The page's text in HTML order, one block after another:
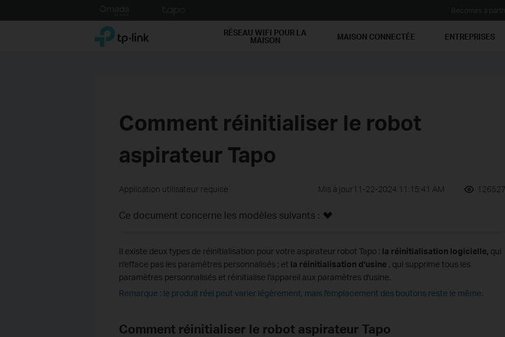
to
TP-Link, Reliably Smart RÉSEAU WIFI POUR LA
MAISON MAISON CONNECTÉE ENTREPRISES
Comment réinitialiser le robot
aspirateur Tapo
Application utilisateur requise Mis à jour11-22-2024 11:15:41 AM 126527
Ce document concerne les modèles suivants :
Il existe deux types de réinitialisation pour votre aspirateur robot Tapo : la réinitialisation logicielle,qui
n'efface pas les paramètres personnalisés ; et la réinitialisation d'usine , qui supprime tous les
paramètres personnalisés et réinitialise l'appareil aux paramètres d'usine.
Remarque : le produit réel peut varier légèrement, mais l'emplacement des boutons reste le même.
Comment réinitialiser le robot aspirateur Tapo